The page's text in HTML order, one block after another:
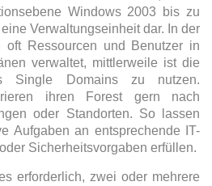
Windows 2003 bis zu
Verwaltungseinheit dar. In der
oft Ressourcen und Benutzer in
verwaltet, mittlerweile ist die
Single Domains zu nutzen.
ihren Forest gern nach
oder Standorten. So lassen
Aufgaben an entsprechende IT-
Sicherheitsvorgaben erfüllen.
erforderlich, zwei oder mehrere